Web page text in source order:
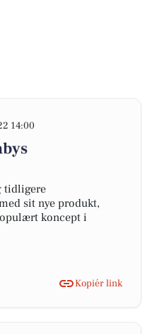
14:00
tidligere
sit nye produkt,
koncept i
Kopiér link